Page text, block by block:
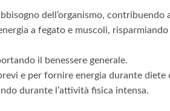
dell’organismo, contribuendo
a fegato e muscoli,
il benessere generale.
e per fornire energia durante
durante l’attività fisica intensa.